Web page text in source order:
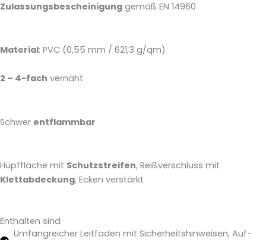
Zulassungsbescheinigung gemäß EN 14960
Material: PVC (0,55 mm / 621,3 g/qm)
2 – 4-fach vernäht
Schwer entflammbar
Hüpffläche mit Schutzstreifen, Reißverschluss mit
Klettabdeckung, Ecken verstärkt
Enthalten sind
Umfangreicher Leitfaden mit Sicherheitshinweisen, Auf-